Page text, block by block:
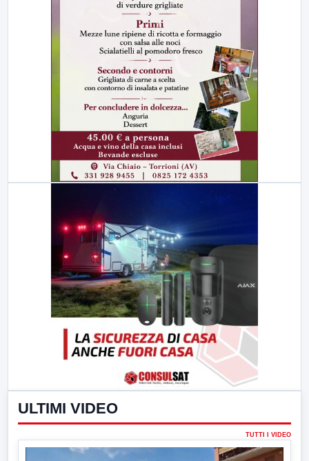
ULTIMI VIDEO
TUTTI I VIDEO